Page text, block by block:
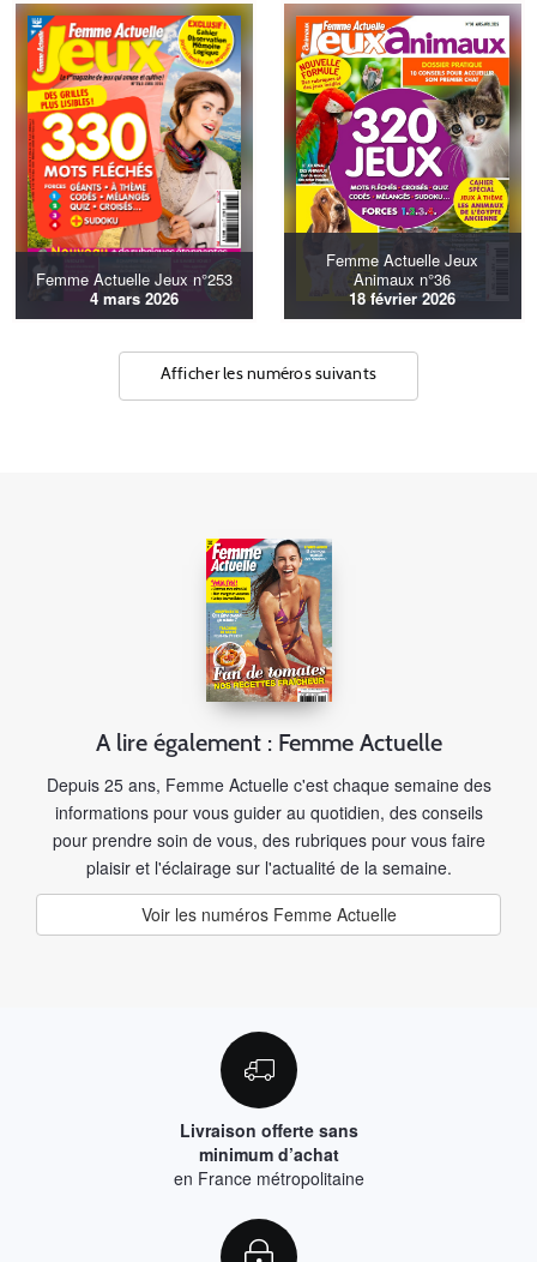
Femme Actuelle Jeux n°253
4 mars 2026
Femme Actuelle Jeux
Animaux n°36
18 février 2026
Afficher les numéros suivants
A lire également : Femme Actuelle
Depuis 25 ans, Femme Actuelle c'est chaque semaine des
informations pour vous guider au quotidien, des conseils
pour prendre soin de vous, des rubriques pour vous faire
plaisir et l'éclairage sur l'actualité de la semaine.
Voir les numéros Femme Actuelle
Livraison offerte sans
minimum d’achat
en France métropolitaine